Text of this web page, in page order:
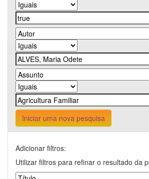
Iniciar uma nova pesquisa
Adicionar filtros:
Utilizar filtros para refinar o resultado da